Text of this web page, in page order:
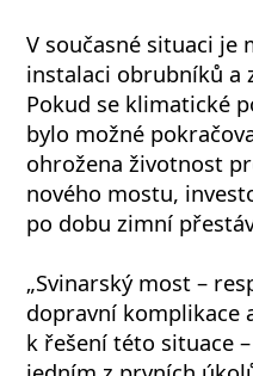
V současné situaci je
instalaci obrubníků a
Pokud se klimatické
bylo možné
ohrožena životnost
nového mostu,
po dobu zimní
„Svinarský most –
dopravní komplikace
k řešení této situace